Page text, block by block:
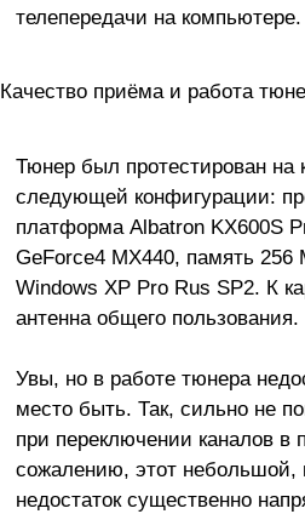
телепередачи на компьютере.
Качество приёма и работа
Тюнер был протестирован на
следующей конфигурации:
платформа Albatron KX600S
GeForce4 MX440, память
Windows XP Pro Rus SP2. К
антенна общего пользования.
Увы, но в работе тюнера
место быть. Так, сильно не
при переключении каналов в
сожалению, этот небольшой,
недостаток существенно